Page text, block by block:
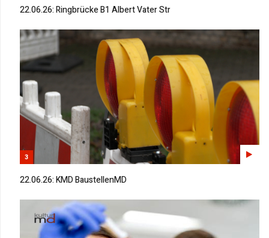
22.06.26: Ringbrücke B1 Albert Vater Str
3
22.06.26: KMD BaustellenMD